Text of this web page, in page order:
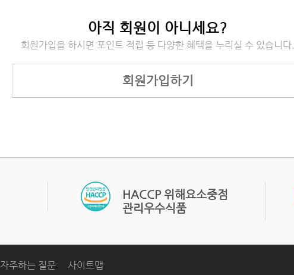
아직 회원이 아니세요?
회원가입을 하시면 포인트 적립 등 다양한 혜택을 누리실 수 있습니다.
회원가입하기
관리우수식품
자주하는 질문 사이트맵